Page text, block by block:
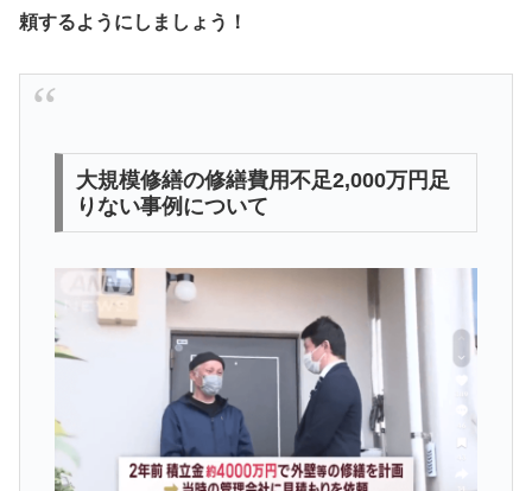
頼するようにしましょう！
大規模修繕の修繕費用不足2,000万円足
りない事例について